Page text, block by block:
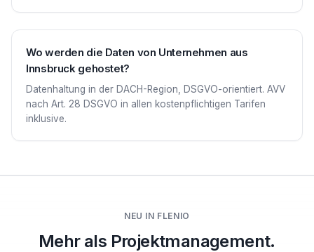
Wo werden die Daten von Unternehmen aus
Innsbruck gehostet?
Datenhaltung in der DACH-Region, DSGVO-orientiert. AVV
nach Art. 28 DSGVO in allen kostenpflichtigen Tarifen
inklusive.
NEU IN FLENIO
Mehr als Projektmanagement.